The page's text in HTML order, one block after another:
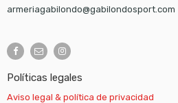
armeriagabilondo@gabilondosport.com
Políticas legales
Aviso legal & política de privacidad